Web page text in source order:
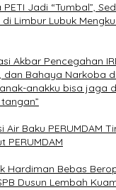
PETI Jadi “Tumbal”,
Limbur Lubuk
Akbar Pencegahan
dan Bahaya Narkoba
anakku bisa jaga
Air Baku PERUMDAM
PERUMDAM
Hardiman Bebas
Dusun Lembah